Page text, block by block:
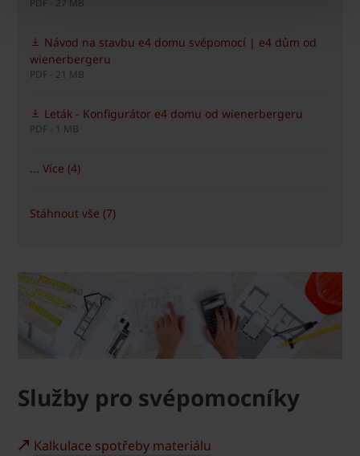
PDF - 27 MB
Návod na stavbu e4 domu svépomocí | e4 dům od
wienerbergeru
PDF - 21 MB
Leták - Konfigurátor e4 domu od wienerbergeru
PDF - 1 MB
... Více (4)
Stáhnout vše (7)
Služby pro svépomocníky
Kalkulace spotřeby materiálu